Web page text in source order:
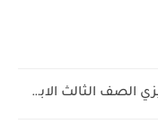
تحميل مذكرة انجليزي الصف الثالث الابتدائى الترم الاول 2027 مستر...